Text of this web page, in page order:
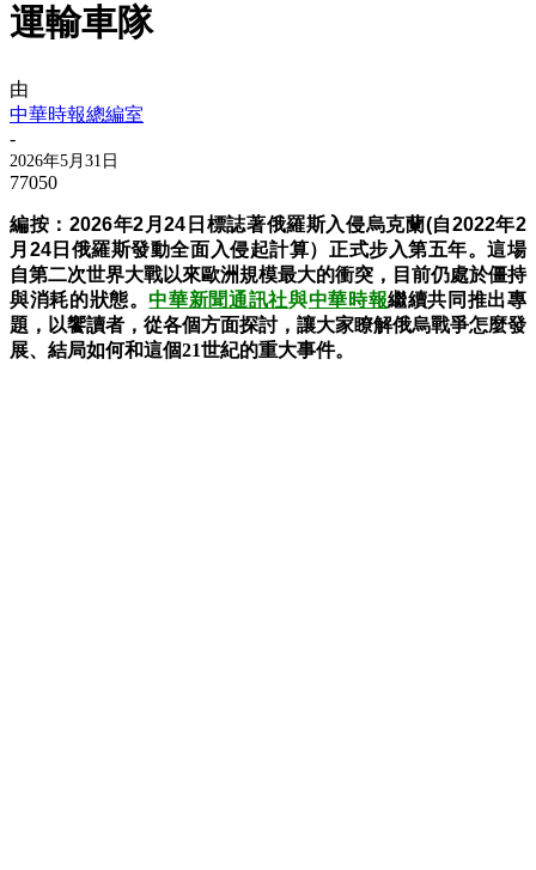
運輸車隊
由
中華時報總編室
-
2026年5月31日
77050
編按： 2026年2月24日標誌著俄羅斯入侵烏克蘭(自2022年2
月24日 俄羅斯發動全面入侵起計算）正式步入第五年。這場
自第二次世界大戰以來歐洲規模最大的衝突，目前仍處於僵持
與消耗的狀態。中華新聞通訊社與中華時報繼續共同推出專
題，以饗讀者，從各個方面探討，讓大家瞭解俄烏戰爭怎麼發
展、結局如何和這個21世紀的重大事件。